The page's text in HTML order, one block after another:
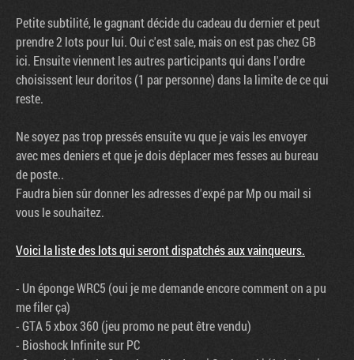
Petite subtilité, le gagnant décide du cadeau du dernier et peut
prendre 2 lots pour lui. Oui c'est sale, mais on est pas chez GB
ici. Ensuite viennent les autres participants qui dans l'ordre
choisissent leur doritos (1 par personne) dans la limite de ce qui
reste.
Ne soyez pas trop pressés ensuite vu que je vais les envoyer
avec mes deniers et que je dois déplacer mes fesses au bureau
de poste..
Faudra bien sûr donner les adresses d'expé par Mp ou mail si
vous le souhaitez.
Voici la liste des lots qui seront dispatchés aux vainqueurs.
- Un éponge WRC5 (oui je me demande encore comment on a pu
me filer ça)
- GTA 5 xbox 360 (jeu promo ne peut être vendu)
- Bioshock Infinite sur PC
Tribune